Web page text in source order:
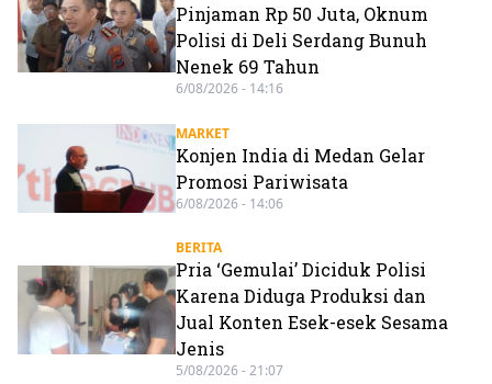
Pinjaman Rp 50 Juta, Oknum
Polisi di Deli Serdang Bunuh
Nenek 69 Tahun
6/08/2026 - 14:16
MARKET
Konjen India di Medan Gelar
Promosi Pariwisata
6/08/2026 - 14:06
BERITA
Pria ‘Gemulai’ Diciduk Polisi
Karena Diduga Produksi dan
Jual Konten Esek-esek Sesama
Jenis
5/08/2026 - 21:07